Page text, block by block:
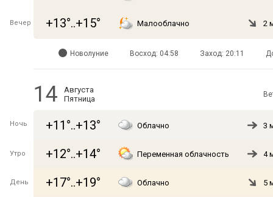
Вечер +13°..+15° Малооблачно 2
Новолуние Восход: 04:58 Заход: 20:11
14
Августа
Пятница
Ночь +11°..+13° Облачно 3
Утро +12°..+14° Переменная облачность 4
День +17°..+19° Облачно 5